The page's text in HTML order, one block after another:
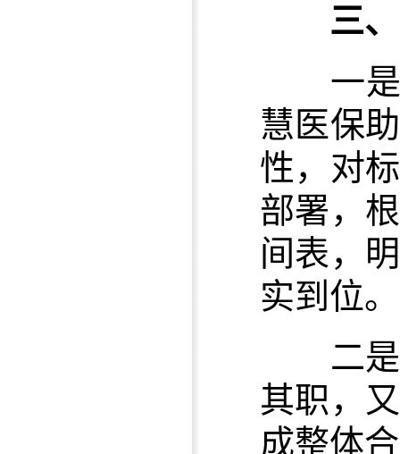
三
一是
慧医保
性，对
部署，
间表，
实到位。
二是
其职，
成整体